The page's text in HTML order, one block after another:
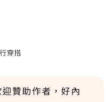
穿搭
贊助作者，好內